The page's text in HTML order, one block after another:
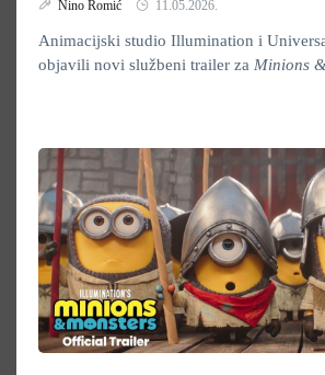
Nino Romić 11.05.2026.
Animacijski studio Illumination i
objavili novi službeni trailer za Minions